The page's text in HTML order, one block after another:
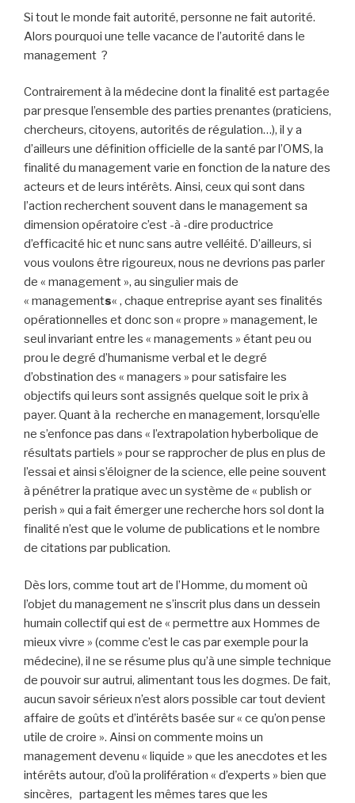
Si tout le monde fait autorité, personne ne fait autorité.
Alors pourquoi une telle vacance de l’autorité dans le
management ?
Contrairement à la médecine dont la finalité est partagée
par presque l’ensemble des parties prenantes (praticiens,
chercheurs, citoyens, autorités de régulation…), il y a
d’ailleurs une définition officielle de la santé par l’OMS, la
finalité du management varie en fonction de la nature des
acteurs et de leurs intérêts. Ainsi, ceux qui sont dans
l’action recherchent souvent dans le management sa
dimension opératoire c’est -à -dire productrice
d’efficacité hic et nunc sans autre velléité. D’ailleurs, si
vous voulons être rigoureux, nous ne devrions pas parler
de « management », au singulier mais de
« managements« , chaque entreprise ayant ses finalités
opérationnelles et donc son « propre » management, le
seul invariant entre les « managements » étant peu ou
prou le degré d’humanisme verbal et le degré
d’obstination des « managers » pour satisfaire les
objectifs qui leurs sont assignés quelque soit le prix à
payer. Quant à la recherche en management, lorsqu’elle
ne s’enfonce pas dans « l’extrapolation hyberbolique de
résultats partiels » pour se rapprocher de plus en plus de
l’essai et ainsi s’éloigner de la science, elle peine souvent
à pénétrer la pratique avec un système de « publish or
perish » qui a fait émerger une recherche hors sol dont la
finalité n’est que le volume de publications et le nombre
de citations par publication.
Dès lors, comme tout art de l’Homme, du moment où
l’objet du management ne s’inscrit plus dans un dessein
humain collectif qui est de « permettre aux Hommes de
mieux vivre » (comme c’est le cas par exemple pour la
médecine), il ne se résume plus qu’à une simple technique
de pouvoir sur autrui, alimentant tous les dogmes. De fait,
aucun savoir sérieux n’est alors possible car tout devient
affaire de goûts et d’intérêts basée sur « ce qu’on pense
utile de croire ». Ainsi on commente moins un
management devenu « liquide » que les anecdotes et les
intérêts autour, d’où la prolifération « d’experts » bien que
sincères, partagent les mêmes tares que les